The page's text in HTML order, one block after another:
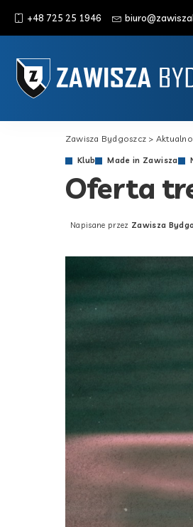
+48 725 25 1946
Zawisza Bydgoszcz >
Klub Made in Zawisza
Oferta
Posted
Napisane przez Zawisza